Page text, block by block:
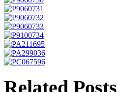
Related Posts